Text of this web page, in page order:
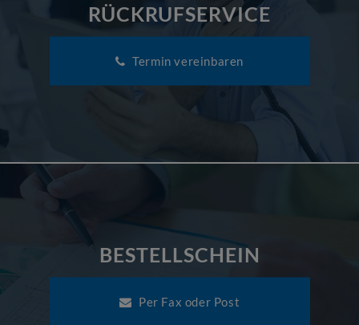
RÜCKRUFSERVICE
Termin vereinbaren
BESTELLSCHEIN
Per Fax oder Post